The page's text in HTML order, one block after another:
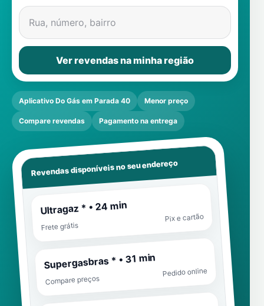
Contatos
Rua, número, bairro
Ver revendas na minha região
Aplicativo Do Gás em Parada 40 Menor preço
Compare revendas Pagamento na entrega
Revendas disponíveis no seu endereço
Ultragaz * • 24 min
Frete grátis
Pix e cartão
Supergasbras * • 31 min
Compare preços
Pedido online